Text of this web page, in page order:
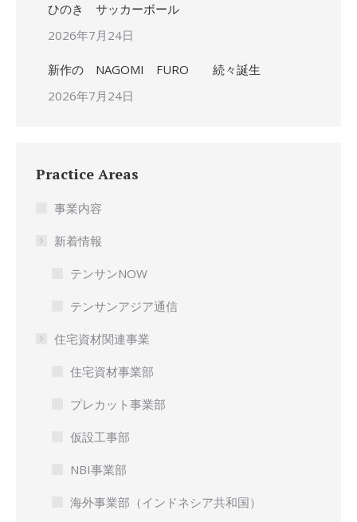
ひのき サッカーボール
2026年7月24日
新作の NAGOMI FURO 続々誕生
2026年7月24日
Practice Areas
事業内容
新着情報
テンサンNOW
テンサンアジア通信
住宅資材関連事業
住宅資材事業部
プレカット事業部
仮設工事部
NBI事業部
海外事業部（インドネシア共和国）